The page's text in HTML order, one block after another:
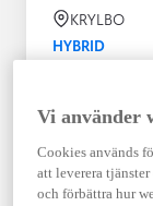
KRYLBO
HYBRID
09-2023
Hybrid
Vi använder
Cookies används
att leverera
och förbättra hur